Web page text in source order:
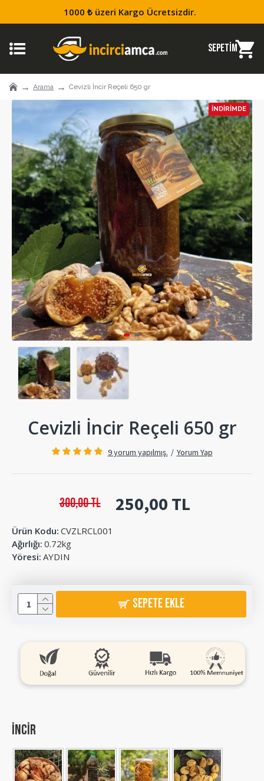
1000 ₺ üzeri Kargo Ücretsizdir.
Arama Cevizli İncir Reçeli 650 gr
İNDIRIMDE
Cevizli İncir Reçeli 650 gr
Ürün Kodu: CVZLRCL001
Ağırlığı: 0.72kg
Yöresi: AYDIN
9 yorum yapılmış. / Yorum Yap
250,00 TL
300,00 TL
SEPETE EKLE
incir